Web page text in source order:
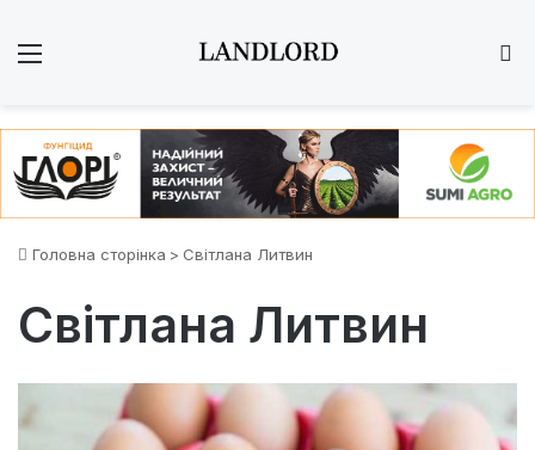
Головна сторінка > Світлана Литвин
Світлана Литвин